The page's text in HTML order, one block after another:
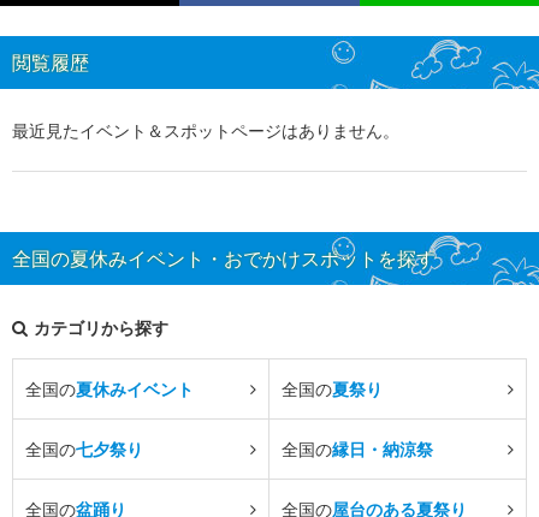
閲覧履歴
最近見たイベント＆スポットページはありません。
全国の夏休みイベント・おでかけスポットを探す
カテゴリから探す
全国の夏休みイベント 全国の夏祭り
全国の七夕祭り 全国の縁日・納涼祭
全国の盆踊り 全国の屋台のある夏祭り